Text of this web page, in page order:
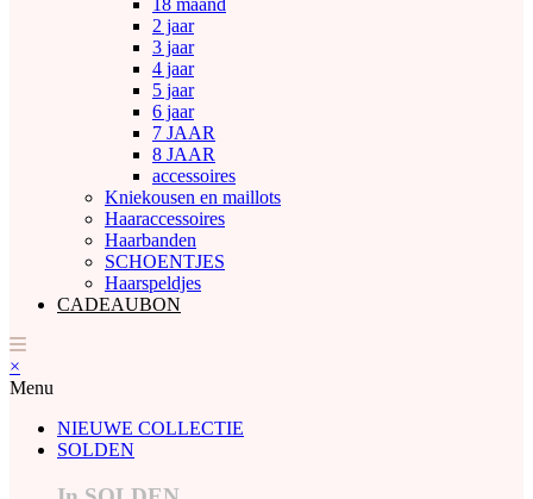
2 jaar
3 jaar
4 jaar
5 jaar
6 jaar
7 JAAR
8 JAAR
accessoires
Kniekousen en maillots
Haaraccessoires
Haarbanden
SCHOENTJES
Haarspeldjes
CADEAUBON
×
Menu
NIEUWE COLLECTIE
SOLDEN